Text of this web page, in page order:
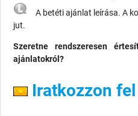
A betéti ajánlat leírása. A
jut.
Szeretne rendszeresen
ajánlatokról?
Iratkozzon